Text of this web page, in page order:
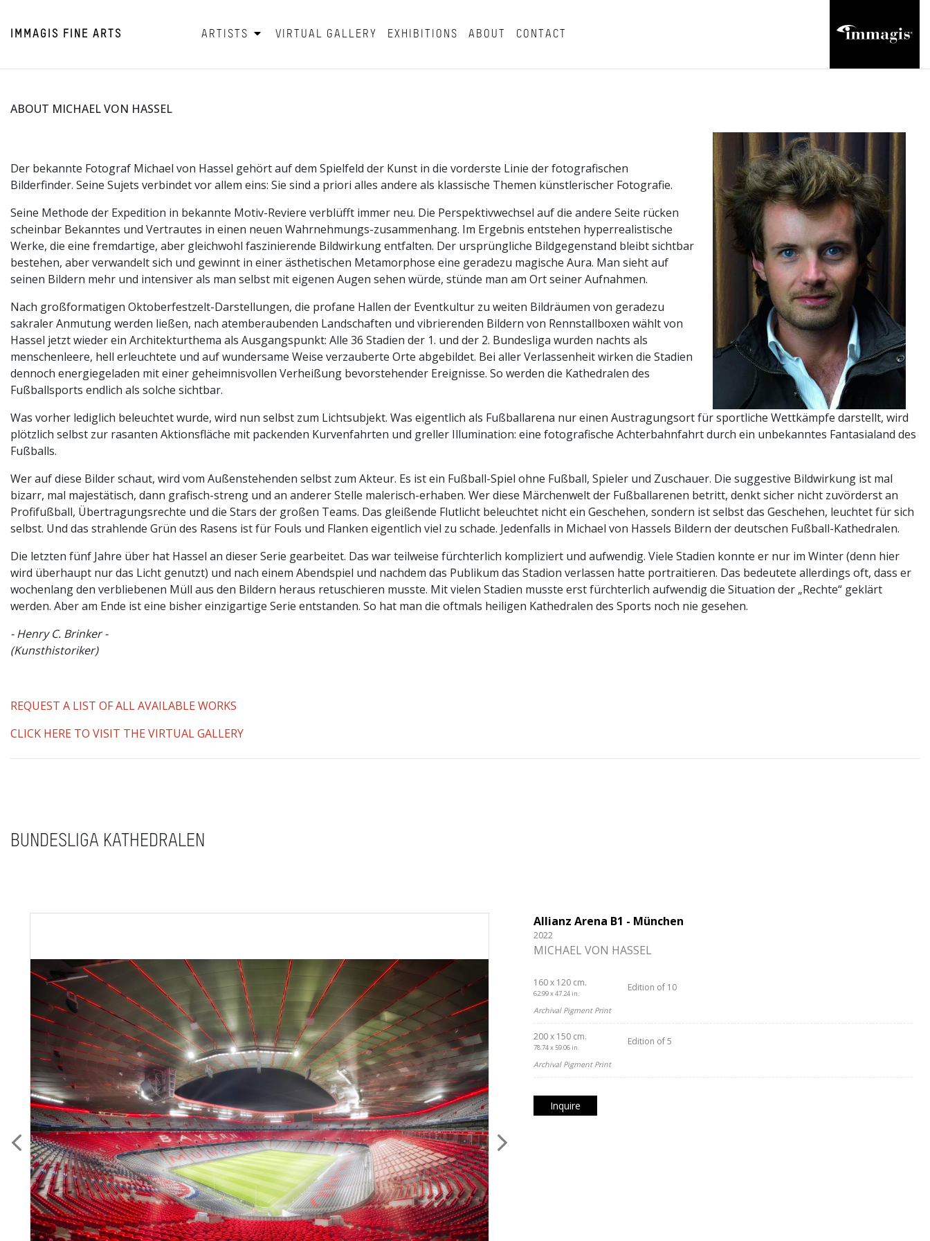
IMMAGIS FINE ARTS ARTISTS VIRTUAL GALLERY EXHIBITIONS ABOUT CONTACT
ABOUT MICHAEL VON HASSEL
Der bekannte Fotograf Michael von Hassel gehört auf dem Spielfeld der Kunst in die vorderste Linie der fotografischen
Bilderfinder. Seine Sujets verbindet vor allem eins: Sie sind a priori alles andere als klassische Themen künstlerischer Fotografie.
Seine Methode der Expedition in bekannte Motiv-Reviere verblüfft immer neu. Die Perspektivwechsel auf die andere Seite rücken
scheinbar Bekanntes und Vertrautes in einen neuen Wahrnehmungs-zusammenhang. Im Ergebnis entstehen hyperrealistische
Werke, die eine fremdartige, aber gleichwohl faszinierende Bildwirkung entfalten. Der ursprüngliche Bildgegenstand bleibt sichtbar
bestehen, aber verwandelt sich und gewinnt in einer ästhetischen Metamorphose eine geradezu magische Aura. Man sieht auf
seinen Bildern mehr und intensiver als man selbst mit eigenen Augen sehen würde, stünde man am Ort seiner Aufnahmen.
Nach großformatigen Oktoberfestzelt-Darstellungen, die profane Hallen der Eventkultur zu weiten Bildräumen von geradezu
sakraler Anmutung werden ließen, nach atemberaubenden Landschaften und vibrierenden Bildern von Rennstallboxen wählt von
Hassel jetzt wieder ein Architekturthema als Ausgangspunkt: Alle 36 Stadien der 1. und der 2. Bundesliga wurden nachts als
menschenleere, hell erleuchtete und auf wundersame Weise verzauberte Orte abgebildet. Bei aller Verlassenheit wirken die Stadien
dennoch energiegeladen mit einer geheimnisvollen Verheißung bevorstehender Ereignisse. So werden die Kathedralen des
Fußballsports endlich als solche sichtbar.
Was vorher lediglich beleuchtet wurde, wird nun selbst zum Lichtsubjekt. Was eigentlich als Fußballarena nur einen Austragungsort für sportliche Wettkämpfe darstellt, wird
plötzlich selbst zur rasanten Aktionsfläche mit packenden Kurvenfahrten und greller Illumination: eine fotografische Achterbahnfahrt durch ein unbekanntes Fantasialand des
Fußballs.
Wer auf diese Bilder schaut, wird vom Außenstehenden selbst zum Akteur. Es ist ein Fußball-Spiel ohne Fußball, Spieler und Zuschauer. Die suggestive Bildwirkung ist mal
bizarr, mal majestätisch, dann grafisch-streng und an anderer Stelle malerisch-erhaben. Wer diese Märchenwelt der Fußballarenen betritt, denkt sicher nicht zuvörderst an
Profifußball, Übertragungsrechte und die Stars der großen Teams. Das gleißende Flutlicht beleuchtet nicht ein Geschehen, sondern ist selbst das Geschehen, leuchtet für sich
selbst. Und das strahlende Grün des Rasens ist für Fouls und Flanken eigentlich viel zu schade. Jedenfalls in Michael von Hassels Bildern der deutschen Fußball-Kathedralen.
Die letzten fünf Jahre über hat Hassel an dieser Serie gearbeitet. Das war teilweise fürchterlich kompliziert und aufwendig. Viele Stadien konnte er nur im Winter (denn hier
wird überhaupt nur das Licht genutzt) und nach einem Abendspiel und nachdem das Publikum das Stadion verlassen hatte portraitieren. Das bedeutete allerdings oft, dass er
wochenlang den verbliebenen Müll aus den Bildern heraus retuschieren musste. Mit vielen Stadien musste erst fürchterlich aufwendig die Situation der „Rechte“ geklärt
werden. Aber am Ende ist eine bisher einzigartige Serie entstanden. So hat man die oftmals heiligen Kathedralen des Sports noch nie gesehen.
- Henry C. Brinker -
(Kunsthistoriker)
REQUEST A LIST OF ALL AVAILABLE WORKS
CLICK HERE TO VISIT THE VIRTUAL GALLERY
BUNDESLIGA KATHEDRALEN
Allianz Arena B1 - München
2022
MICHAEL VON HASSEL
160 x 120 cm.
62.99 x 47.24 in.
Edition of 10
Archival Pigment Print
200 x 150 cm.
78.74 x 59.06 in.
Edition of 5
Archival Pigment Print
Inquire